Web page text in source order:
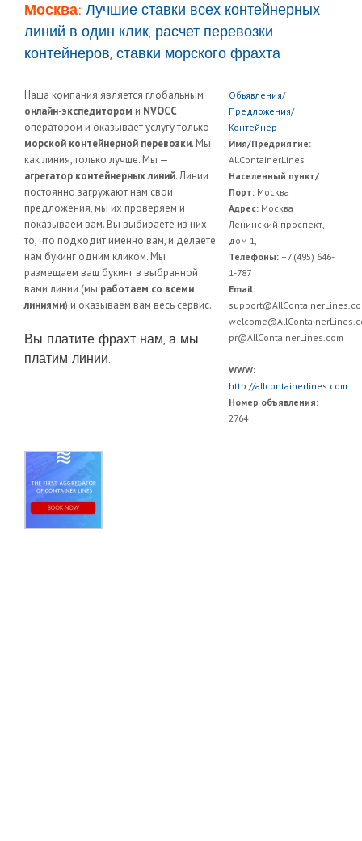
Москва: Лучшие ставки всех контейнерных
линий в один клик, расчет перевозки
контейнеров, ставки морского фрахта
Наша компания является глобальным
онлайн-экспедитором и NVOCC
оператором и оказывает услугу только
морской контейнерной перевозки. Мы
как линия, только лучше. Мы —
агрегатор контейнерных линий. Линии
постоянно загружают нам свои
предложения, мы их проверяем и
показываем вам. Вы выбираете из них
то, что подходит именно вам, и делаете
нам букинг одним кликом. Мы
размещаем ваш букинг в выбранной
вами линии (мы работаем со всеми
линиями) и оказываем вам весь сервис.
Вы платите фрахт нам, а мы
платим линии.
Объявления/
Предложения/
Контейнер
Имя/Предриятие:
AllContainerLines
Населенный пункт/
Порт:Москва
Адрес:Москва
Ленинский проспект,
дом 1,
Телефоны:+7 (495) 646-
1-787
Email:
pr@AllContainerLines.com
WWW:
http://allcontainerlines.com
Номер объявления:
2764